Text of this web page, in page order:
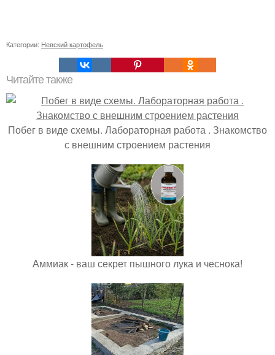
Категории: Невский картофель
Читайте также
Побег в виде схемы. Лабораторная работа . Знакомство
с внешним строением растения
Аммиак - ваш секрет пышного лука и чеснока!